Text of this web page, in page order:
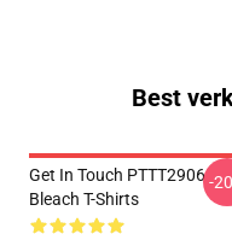
Best
Get In Touch PTTT2906
Bleach T-Shirts
-